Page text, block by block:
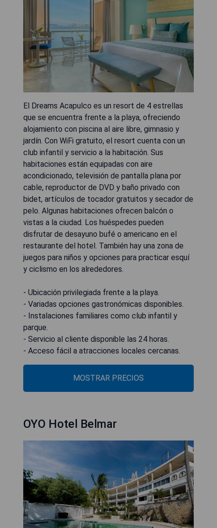
El Dreams Acapulco es un resort de 4 estrellas
que se encuentra frente a la playa, ofreciendo
alojamiento con piscina al aire libre, gimnasio y
jardín. Con WiFi gratuito, el resort cuenta con un
club infantil y servicio a la habitación. Sus
habitaciones están equipadas con aire
acondicionado, televisión de pantalla plana por
cable, reproductor de DVD y baño privado con
bidet, artículos de tocador gratuitos y secador de
pelo. Algunas habitaciones ofrecen balcón o
vistas a la ciudad. Los huéspedes pueden
disfrutar de desayuno bufé o americano en el
restaurante del hotel. También hay una zona de
juegos para niños y opciones para practicar esquí
y ciclismo en los alrededores.
- Ubicación privilegiada frente a la playa.
- Variadas opciones gastronómicas disponibles.
- Instalaciones familiares como club infantil y
parque.
- Servicio al cliente disponible las 24 horas.
- Acceso fácil a atracciones locales cercanas.
MOSTRAR PRECIOS
OYO Hotel Belmar